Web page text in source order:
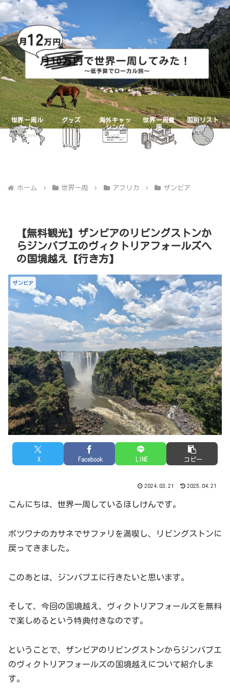
世界一周ル
ート
mytravel
グッズ
goods
海外キャッ
シング
cash
世界一周費
用
mybudget
国別リスト
countries
ホーム 世界一周 アフリカ ザンビア
【無料観光】ザンビアのリビングストンか
らジンバブエのヴィクトリアフォールズへ
の国境越え【行き方】
ザンビア
X Facebook LINE コピー
2024.03.21 2025.04.21
こんにちは、世界一周しているほしけんです。
ボツワナのカサネでサファリを満喫し、リビングストンに
戻ってきました。
このあとは、ジンバブエに行きたいと思います。
そして、今回の国境越え、ヴィクトリアフォールズを無料
で楽しめるという特典付きなのです。
ということで、ザンビアのリビングストンからジンバブエ
のヴィクトリアフォールズの国境越えについて紹介しま
す。